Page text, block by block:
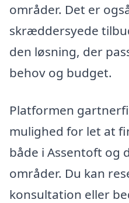
områder. Det er
skræddersyede
den løsning, der
behov og budget.
Platformen
mulighed for let at
både i Assentoft og
områder. Du kan
konsultation eller